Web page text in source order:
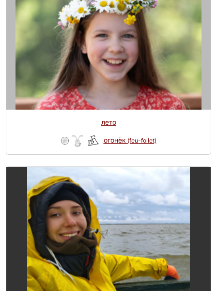
лето
огонёк (feu-follet)